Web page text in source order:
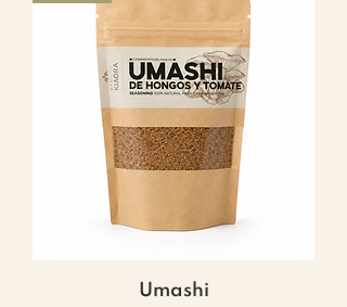
Umashi